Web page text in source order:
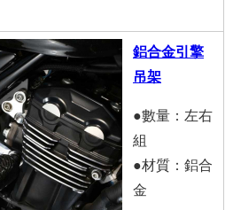
鋁合金引擎
吊架
●數量：左右
組
●材質：鋁合
金